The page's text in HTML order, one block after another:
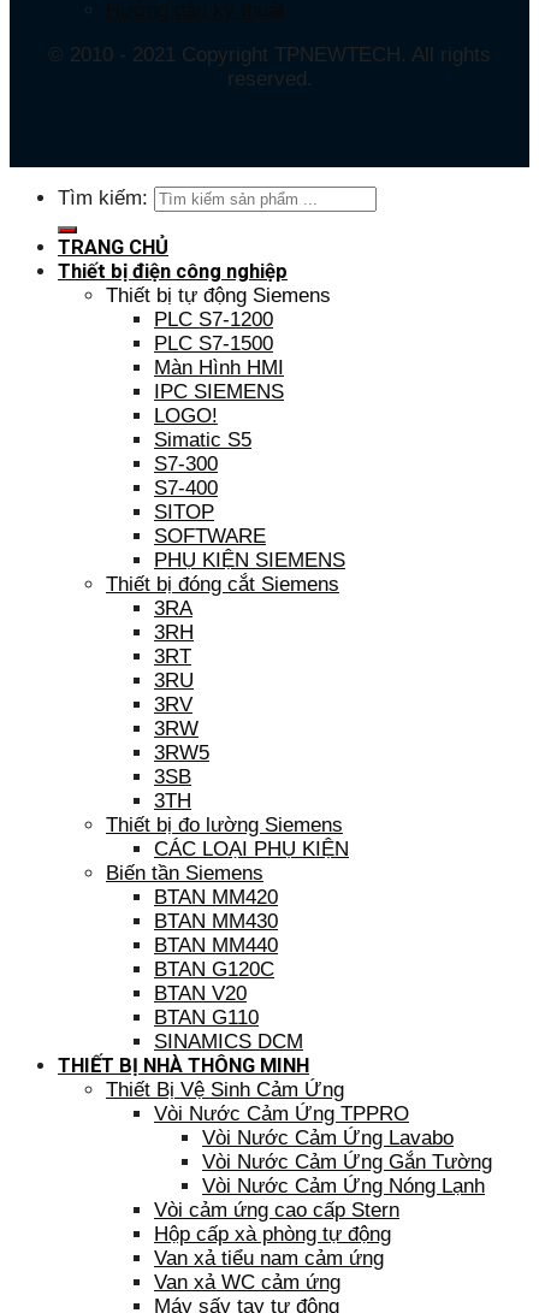
© 2010 - 2021 Copyright TPNEWTECH. All rights
reserved.
Tìm kiếm:
TRANG CHỦ
Thiết bị điện công nghiệp
Thiết bị tự động Siemens
PLC S7-1200
PLC S7-1500
Màn Hình HMI
IPC SIEMENS
LOGO!
Simatic S5
S7-300
S7-400
SITOP
SOFTWARE
PHỤ KIỆN SIEMENS
Thiết bị đóng cắt Siemens
3RA
3RH
3RT
3RU
3RV
3RW
3RW5
3SB
3TH
Thiết bị đo lường Siemens
CÁC LOẠI PHỤ KIỆN
Biến tần Siemens
BTAN MM420
BTAN MM430
BTAN MM440
BTAN G120C
BTAN V20
BTAN G110
SINAMICS DCM
THIẾT BỊ NHÀ THÔNG MINH
Thiết Bị Vệ Sinh Cảm Ứng
Vòi Nước Cảm Ứng TPPRO
Vòi Nước Cảm Ứng Lavabo
Vòi Nước Cảm Ứng Gắn Tường
Vòi Nước Cảm Ứng Nóng Lạnh
Vòi cảm ứng cao cấp Stern
Hộp cấp xà phòng tự động
Van xả tiểu nam cảm ứng
Van xả WC cảm ứng
Máy sấy tay tự động